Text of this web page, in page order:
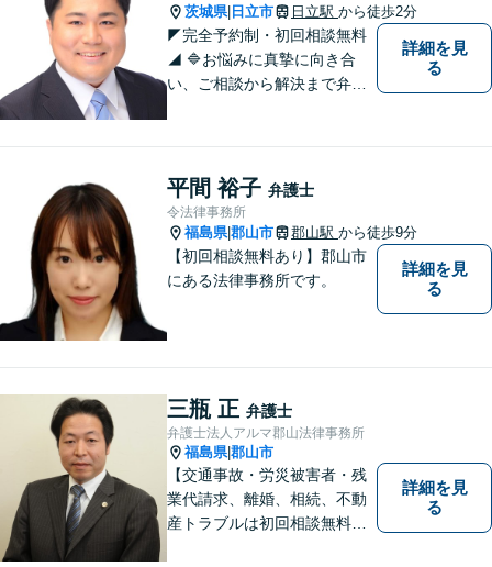
茨城県| 日立市 日立駅 から徒歩2分
◤完全予約制・初回相談無料
◢ 🔷お悩みに真摯に向き合
い、ご相談から解決まで弁護
安心の第一歩を踏み出しまし
ょう。お気軽にお問い合わせ
ください。
詳細を見
る
平間 裕子 弁護士
令法律事務所
福島県|郡山市 郡山駅 から徒歩9分
【初回相談無料あり】郡山市
にある法律事務所です。
詳細を見
る
三瓶 正 弁護士
弁護士法人アルマ郡山法律事務所
福島県|郡山市
【交通事故・労災被害者・残
業代請求、離婚、相続、不動
産トラブルは初回相談無料】
詳細を見
る